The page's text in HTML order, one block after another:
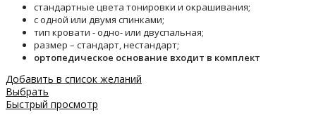
стандартные цвета тонировки и окрашивания;
с одной или двумя спинками;
тип кровати - одно- или двуспальная;
размер – стандарт, нестандарт;
ортопедическое основание входит в комплект
Добавить в список желаний
Выбрать
Быстрый просмотр